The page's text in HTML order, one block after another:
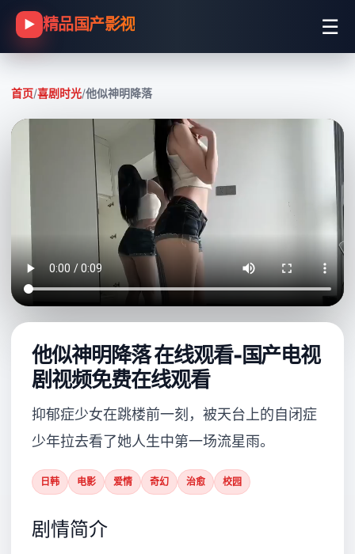
▶ 精品国产影视 ☰
首页/喜剧时光/他似神明降落
他似神明降落 在线观看-国产电视
剧视频免费在线观看
抑郁症少女在跳楼前一刻，被天台上的自闭症
少年拉去看了她人生中第一场流星雨。
日韩 电影 爱情 奇幻 治愈 校园
剧情简介